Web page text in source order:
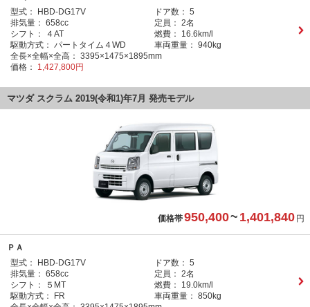
型式：
HBD-DG17V ドア数： 5
排気量： 658cc 定員： 2名
シフト：
４AT 燃費：
16.6km/l
駆動方式： パートタイム４WD 車両重量： 940kg
全長×全幅×全高： 3395×1475×1895mm
価格：
1,427,800円
マツダ スクラム 2019(令和1)年7月 発売モデル
価格帯950,400~ 1,401,840 円
ＰＡ
型式：
HBD-DG17V ドア数： 5
排気量： 658cc 定員： 2名
シフト：
５MT 燃費：
19.0km/l
駆動方式：
FR 車両重量： 850kg